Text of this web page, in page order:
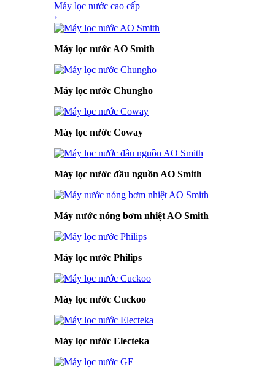
Máy lọc nước cao cấp
›
Máy lọc nước AO Smith
Máy lọc nước Chungho
Máy lọc nước Coway
Máy lọc nước đầu nguồn AO Smith
Máy nước nóng bơm nhiệt AO Smith
Máy lọc nước Philips
Máy lọc nước Cuckoo
Máy lọc nước Electeka